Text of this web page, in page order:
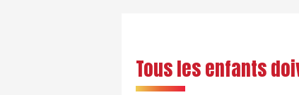
Tous les enfants